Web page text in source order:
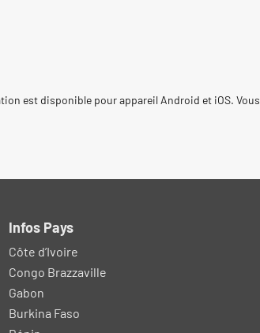
est disponible pour appareil Android et iOS. Vous
Infos Pays
Côte d’Ivoire
Congo Brazzaville
Gabon
Burkina Faso